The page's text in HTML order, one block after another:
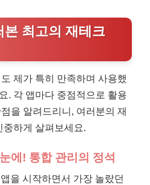
본 최고의 재테크
제가 특히 만족하며 사용했
. 각 앱마다 중점적으로 활용
을 알려드리니, 여러분의 재
중하게 살펴보세요.
에! 통합 관리의 정석
을 시작하면서 가장 놀랐던